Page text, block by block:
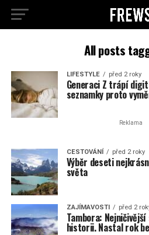
All posts
LIFESTYLE před 2 roky
Generaci Z trápí
seznamky proto
Reklama
CESTOVÁNÍ před 2 roky
Výběr deseti
světa
ZAJÍMAVOSTI před 2
Tambora:
historii. Nastal rok